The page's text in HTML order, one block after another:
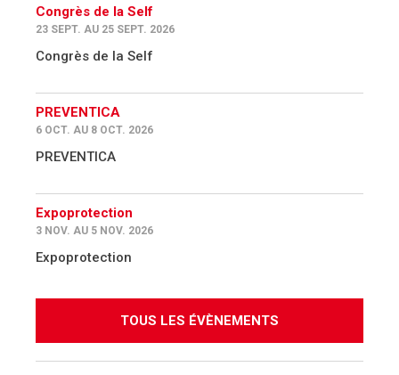
Congrès de la Self
23 SEPT. AU 25 SEPT. 2026
Congrès de la Self
PREVENTICA
6 OCT. AU 8 OCT. 2026
PREVENTICA
Expoprotection
3 NOV. AU 5 NOV. 2026
Expoprotection
TOUS LES ÉVÈNEMENTS